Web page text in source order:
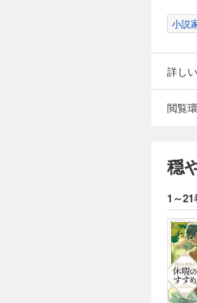
小説
詳し
閲覧
穏
1～21